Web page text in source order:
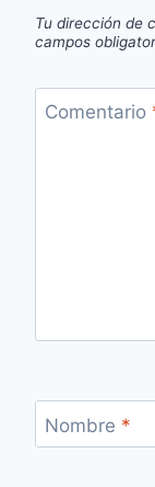
Tu dirección de
campos
Comentario
Nombre *